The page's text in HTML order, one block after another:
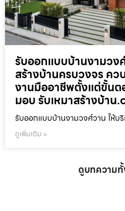
รับออกแบบบ้านงามวง
สร้างบ้านครบวงจร ค
งานมืออาชีพตั้งแต่ขั้น
มอบ รับเหมาสร้างบ้าน
รับออกแบบบ้านงามวงศ์วาน ให้บ
ดูเพิ่มเติม »
ดูบทความ